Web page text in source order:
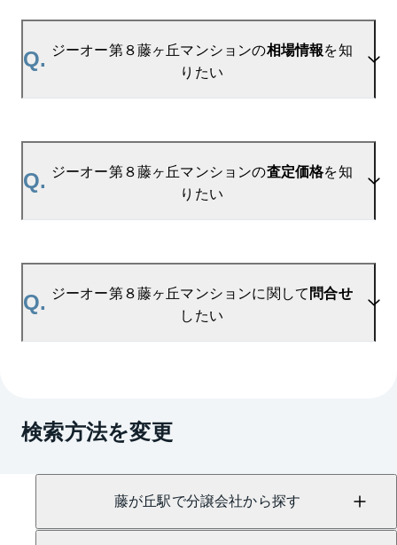
A.当サイトには、「売り出されたら教えて」リクエス
ト機能がございます。お気に入りのマンションをご
登録いただきますと、新着情報をいち早くお届けし
Q. ジーオー第８藤ヶ丘マンションの相場情報を知
りたい
A.参考相場価格、参考相場賃料を掲載しております。
ジーオー第８藤ヶ丘マンションの過去の販売事例
や、周辺の販売実績からAIが算出した数値です。ご
Q. ジーオー第８藤ヶ丘マンションの査定価格を知
りたい
A.ジーオー第８藤ヶ丘マンションの無料売却査定は
お問い合わせフォームよりお問い合わせください。
マンションAI査定では、ご所有マンションの推定価
Q. ジーオー第８藤ヶ丘マンションに関して 問合せ
したい
にて承っております。
検索方法を変更
藤が丘駅で分譲会社から探す